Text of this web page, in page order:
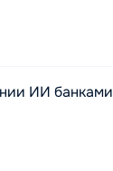
ИИ банками